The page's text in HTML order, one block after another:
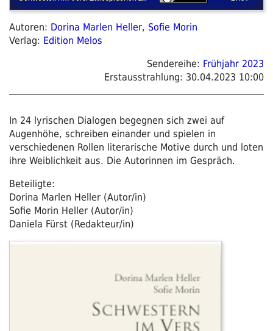
Autoren: Dorina Marlen Heller, Sofie Morin
Verlag: Edition Melos
Sendereihe: Frühjahr 2023
Erstausstrahlung: 30.04.2023 10:00
In 24 lyrischen Dialogen begegnen sich zwei auf
Augenhöhe, schreiben einander und spielen in
verschiedenen Rollen literarische Motive durch und loten
ihre Weiblichkeit aus. Die Autorinnen im Gespräch.
Beteiligte:
Dorina Marlen Heller (Autor/in)
Sofie Morin Heller (Autor/in)
Daniela Fürst (Redakteur/in)